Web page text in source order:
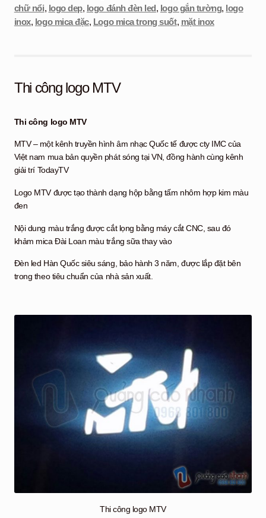
chữ nổi, logo dep, logo đánh đèn led , logo gắn tường, logo
inox, logo mica đặc, Logo mica trong suốt, mặt inox
Thi công logo MTV
Thi công logo MTV
MTV – một kênh truyền hình âm nhạc Quốc tế được cty IMC của
Việt nam mua bản quyền phát sóng tại VN, đồng hành cùng kênh
giải trí TodayTV
Logo MTV được tạo thành dạng hộp bằng tấm nhôm hợp kim màu
đen
Nội dung màu trắng được cắt lọng bằng máy cắt CNC, sau đó
khảm mica Đài Loan màu trắng sữa thay vào
Đèn led Hàn Quốc siêu sáng, bảo hành 3 năm, được lắp đặt bên
trong theo tiêu chuẩn của nhà sản xuất.
Thi công logo MTV